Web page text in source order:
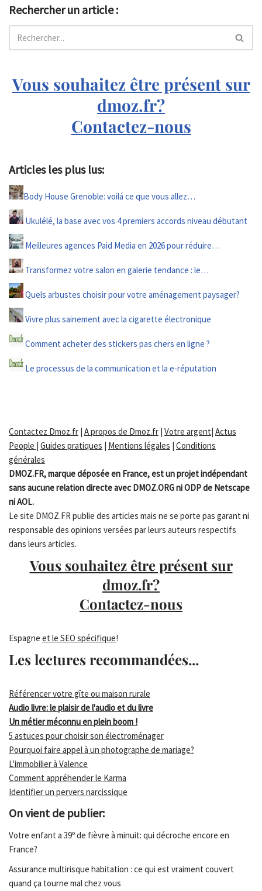
Rechercher un article :
Vous souhaitez être présent sur
dmoz.fr?
Contactez-nous
Articles les plus lus:
Body House Grenoble: voilá ce que vous allez…
Ukulélé, la base avec vos 4 premiers accords niveau débutant
Meilleures agences Paid Media en 2026 pour réduire…
Transformez votre salon en galerie tendance : le…
Quels arbustes choisir pour votre aménagement paysager?
Vivre plus sainement avec la cigarette électronique
Comment acheter des stickers pas chers en ligne ?
Le processus de la communication et la e-réputation
Contactez Dmoz.fr | A propos de Dmoz.fr | Votre argent| Actus
People | Guides pratiques | Mentions légales | Conditions
générales
DMOZ.FR, marque déposée en France, est un projet indépendant
sans aucune relation directe avec DMOZ.ORG ni ODP de Netscape
ni AOL.
Le site DMOZ.FR publie des articles mais ne se porte pas garant ni
responsable des opinions versées par leurs auteurs respectifs
dans leurs articles.
Vous souhaitez être présent sur
dmoz.fr?
Contactez-nous
Espagne et le SEO spécifique!
Les lectures recommandées...
Référencer votre gîte ou maison rurale
Audio livre: le plaisir de l'audio et du livre
Un métier méconnu en plein boom !
5 astuces pour choisir son électroménager
Pourquoi faire appel à un photographe de mariage?
L'immobilier à Valence
Comment appréhender le Karma
Identifier un pervers narcissique
On vient de publier:
Votre enfant a 39º de fièvre à minuit: qui décroche encore en
France?
Assurance multirisque habitation : ce qui est vraiment couvert
quand ça tourne mal chez vous